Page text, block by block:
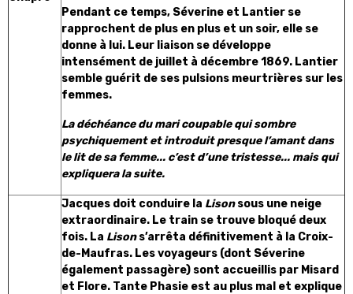
Pendant ce temps, Séverine et Lantier se
rapprochent de plus en plus et un soir, elle se
donne à lui. Leur liaison se développe
intensément de juillet à décembre 1869. Lantier
semble guérit de ses pulsions meurtrières sur les
femmes.
La déchéance du mari coupable qui sombre
psychiquement et introduit presque l’amant dans
le lit de sa femme... c’est d’une tristesse... mais qui
expliquera la suite.
Jacques doit conduire la Lisonsous une neige
extraordinaire. Le train se trouve bloqué deux
fois. La Lisons’arrêta définitivement à la Croix-
de-Maufras. Les voyageurs (dont Séverine
également passagère) sont accueillis par Misard
et Flore. Tante Phasie est au plus mal et explique